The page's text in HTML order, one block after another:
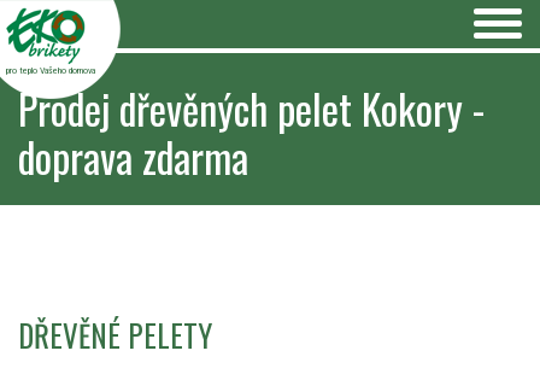
pro teplo Vašeho domova
Prodej dřevěných pelet Kokory -
doprava zdarma
DŘEVĚNÉ PELETY